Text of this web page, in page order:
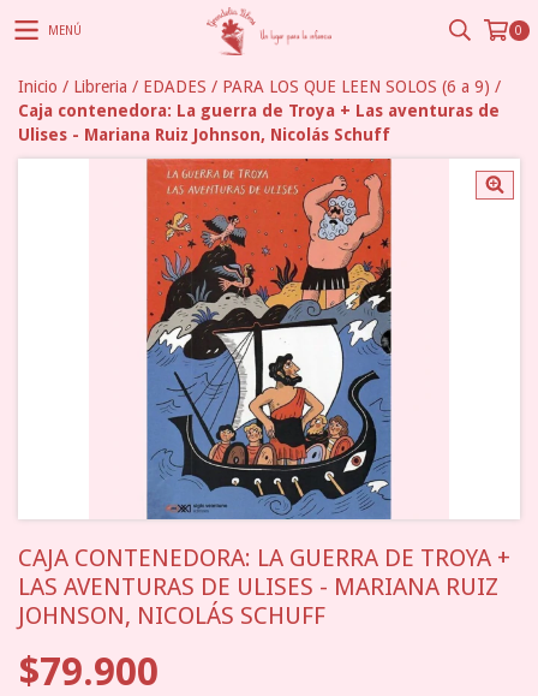
MENÚ 0
Inicio / Libreria / EDADES / PARA LOS QUE LEEN SOLOS (6 a 9) /
Caja contenedora: La guerra de Troya + Las aventuras de
Ulises - Mariana Ruiz Johnson, Nicolás Schuff
CAJA CONTENEDORA: LA GUERRA DE TROYA +
LAS AVENTURAS DE ULISES - MARIANA RUIZ
JOHNSON, NICOLÁS SCHUFF
$79.900